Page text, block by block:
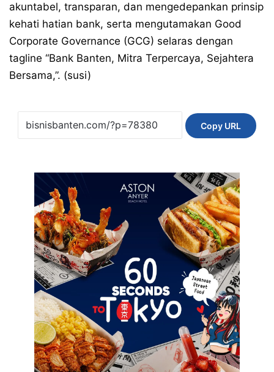
akuntabel, transparan, dan mengedepankan prinsip
kehati hatian bank, serta mengutamakan Good
Corporate Governance (GCG) selaras dengan
tagline “Bank Banten, Mitra Terpercaya, Sejahtera
Bersama,”. (susi)
Copy URL